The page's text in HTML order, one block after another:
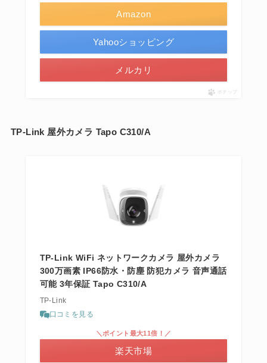
Amazon
Yahooショッピング
メルカリ
ポチップ
TP-Link 屋外カメラ Tapo C310/A
TP-Link WiFi ネットワークカメラ 屋外カメラ
300万画素 IP66防水・防塵 防犯カメラ 音声通話
可能 3年保証 Tapo C310/A
TP-Link
口コミを見る
＼ポイント最大11倍！／
楽天市場